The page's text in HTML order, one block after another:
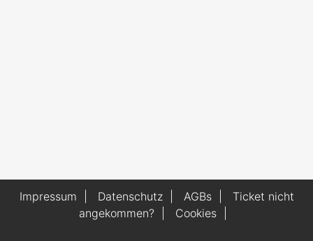
Impressum Datenschutz| AGBs| Ticket nicht
angekommen?
Cookies